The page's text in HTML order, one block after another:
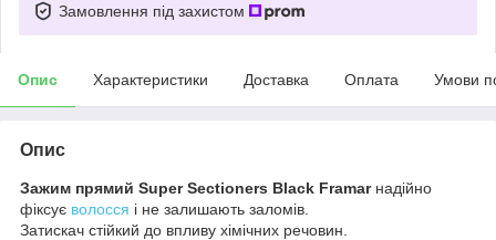
Замовлення під захистом
Опис Характеристики Доставка Оплата Умови
Опис
Зажим прямий Super Sectioners Black Framarнадійно
фіксує волосся і не залишають заломів.
Затискач стійкий до впливу хімічних речовин.